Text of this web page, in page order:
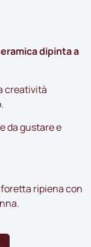
dipinta a
creatività
da gustare e
ripiena con